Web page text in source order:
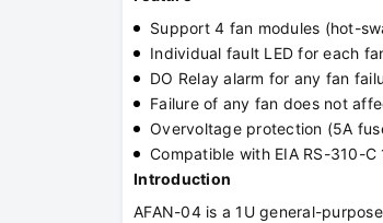
Support 4 fan modules (hot-
Individual fault LED for each
DO Relay alarm for any fan
Failure of any fan does not
Overvoltage protection (5A
Compatible with EIA RS-310-
Introduction
AFAN-04 is a 1U general-